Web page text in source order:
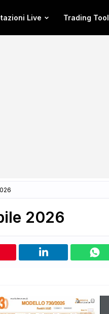
Live Trading Tool
2026